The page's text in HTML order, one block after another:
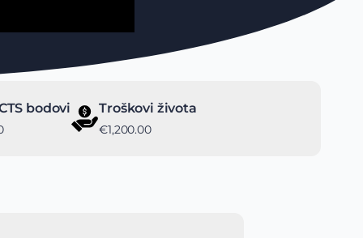
bodovi Troškovi života
€1,200.00